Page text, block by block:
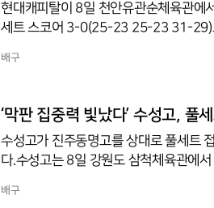
현대캐피탈이 8일 천안유관순체육관에
세트 스코어 3-0(25-23 25-23 31-29)
피탈이 세트 포인트를 잡은 뒤 레오가
를 찍었다. 3세트는 대한항공이 먼저 세
넘어갔고 김진영의 블로킹에 이어 레오
이
배구
‘막판 집중력 빛났다’ 수성고, 풀
수성고가 진주동명고를 상대로 풀세트
다.수성고는 8일 강원도 삼척체육관에
22, 25-20, 19-25, 15-12)로 극적인 승
배구